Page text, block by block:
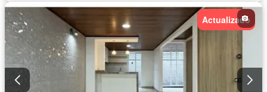
Tanque de agua
Wifi
Actualizado